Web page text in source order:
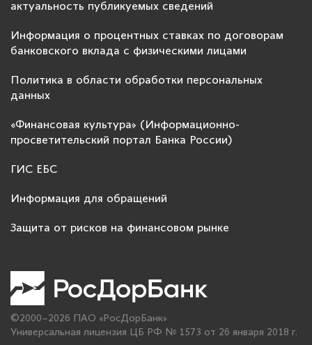
актуальность публикуемых сведений
Информация о процентных ставках по договорам
банковского вклада с физическими лицами
Политика в области обработки персональных
данных
«Финансовая культура» (Информационно-
просветительский портал Банка России)
ГИС ЕБС
Информация для обращений
Защита от рисков на финансовом рынке
©2000–2026 ПАО «РосДорБанк»
Универсальная лицензия ЦБ РФ № 1573 от 26 января 2018 г.